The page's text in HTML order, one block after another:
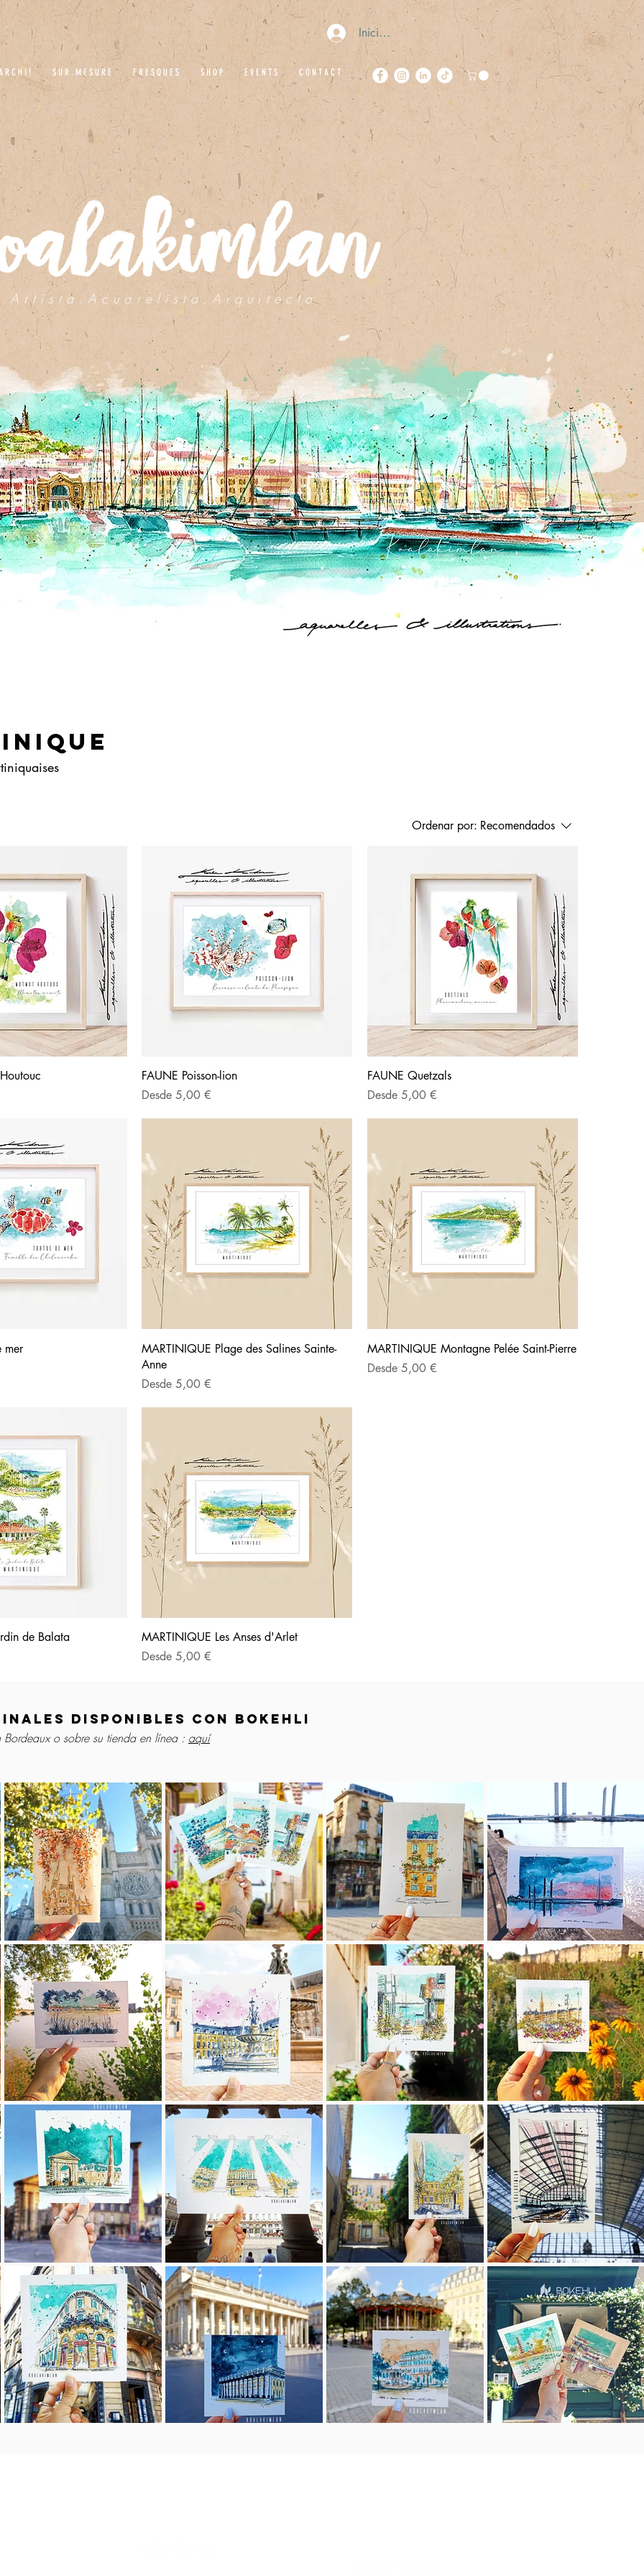
Iniciar sesión
R C H I ! S U R . M E S U R E F R E S Q U E S S H O P E V E N T S C O N T A C T
A r t i s t a . A c u a r e l i s t a . A r q u i t e c t a
Ordenar por: Recomendados
FAUNE Poisson-lion
Desde5,00 €
Precio de oferta
FAUNE Quetzals
Desde 5,00 €
Precio de oferta
mer
MARTINIQUE Plage des Salines Sainte-
Anne
Desde5,00 €
Precio de oferta
MARTINIQUE Montagne Pelée Saint-Pierre
Desde 5,00 €
Precio de oferta
de Balata
MARTINIQUE Les Anses d'Arlet
Desde5,00 €
Precio de oferta
disponibles con Bokehli
o sobre su tienda en línea : aquí